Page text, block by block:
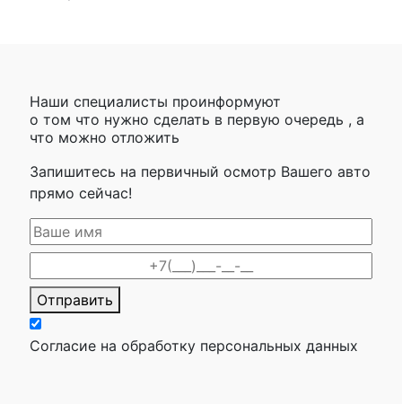
Наши специалисты проинформуют
о том что нужно сделать в первую очередь , а
что можно отложить
Запишитесь на первичный осмотр Вашего авто
прямо сейчас!
Отправить
Согласие на обработку персональных данных